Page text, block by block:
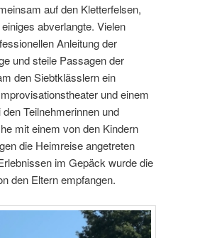
auf den Kletterfelsen,
abverlangte. Vielen
Anleitung der
und steile Passagen der
den Siebtklässlern ein
und einem
Teilnehmerinnen und
mit einem von den Kindern
die Heimreise angetreten
im Gepäck wurde die
den Eltern empfangen.